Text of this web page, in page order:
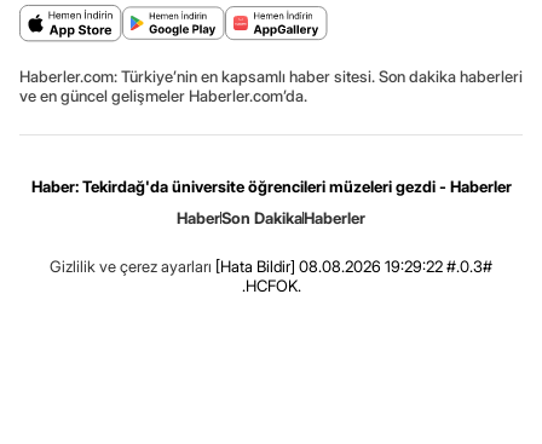
Haberler.com: Türkiye’nin en kapsamlı haber sitesi. Son dakika haberleri
ve en güncel gelişmeler Haberler.com’da.
Haber: Tekirdağ'da üniversite öğrencileri müzeleri gezdi - Haberler
HaberSon DakikaHaberler
Gizlilik ve çerez ayarları [Hata Bildir] 08.08.2026 19:29:22 #.0.3#
.HCFOK.